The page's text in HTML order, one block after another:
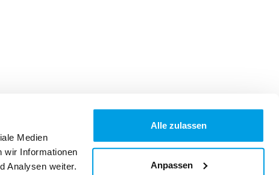
Medien
wir Informationen
Analysen weiter.
Alle zulassen
Anpassen